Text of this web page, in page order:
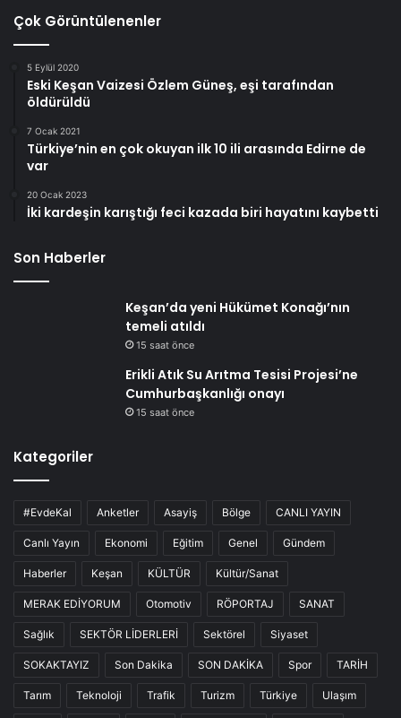
Çok Görüntülenenler
5 Eylül 2020
Eski Keşan Vaizesi Özlem Güneş, eşi tarafından
öldürüldü
7 Ocak 2021
Türkiye’nin en çok okuyan ilk 10 ili arasında Edirne de
var
20 Ocak 2023
İki kardeşin karıştığı feci kazada biri hayatını kaybetti
Son Haberler
Keşan’da yeni Hükümet Konağı’nın
temeli atıldı
15 saat önce
Erikli Atık Su Arıtma Tesisi Projesi’ne
Cumhurbaşkanlığı onayı
15 saat önce
Kategoriler
#EvdeKal Anketler Asayiş Bölge CANLI YAYIN
Canlı Yayın Ekonomi Eğitim Genel Gündem
Haberler Keşan KÜLTÜR Kültür/Sanat
MERAK EDİYORUM Otomotiv RÖPORTAJ SANAT
Sağlık SEKTÖR LİDERLERİ Sektörel Siyaset
SOKAKTAYIZ Son Dakika SON DAKİKA Spor TARİH
Tarım Teknoloji Trafik Turizm Türkiye Ulaşım